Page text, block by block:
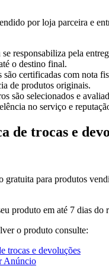
por loja parceira e
responsabiliza pela
o destino final.
são certificadas com nota
de produtos originais.
são selecionados e
no serviço e
de trocas e
gratuita para produtos
produto em até 7 dias do
o produto consulte:
trocas e devoluções
Anúncio